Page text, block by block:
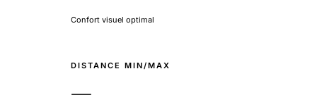
Confort visuel optimal
DISTANCE MIN/MAX
—